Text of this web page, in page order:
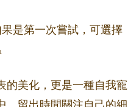
是第一次嘗試，可選擇
的美化，更是一種自我寵